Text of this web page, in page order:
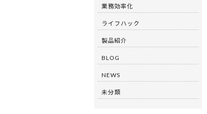
業務効率化
ライフハック
製品紹介
BLOG
NEWS
未分類